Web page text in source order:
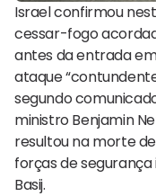
Israel confirmou
cessar-fogo
antes da entrada
ataque
segundo
ministro Benjamin
resultou na morte
forças de
Basij.